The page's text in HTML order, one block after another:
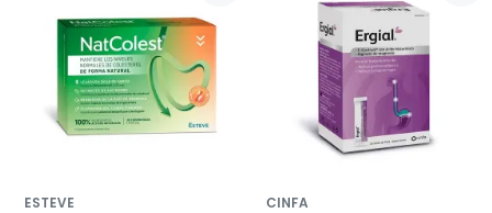
ESTEVE CINFA